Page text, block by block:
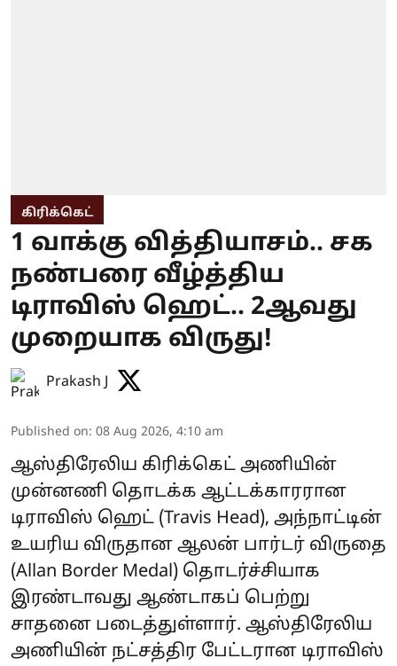
கிரிக்கெட்
1 வாக்கு வித்தியாசம்.. சக
நண்பரை வீழ்த்திய
டிராவிஸ் ஹெட்.. 2ஆவது
முறையாக விருது!
Prakash J
Published on: 08 Aug 2026, 4:10 am
ஆஸ்திரேலிய கிரிக்கெட் அணியின்
முன்னணி தொடக்க ஆட்டக்காரரான
டிராவிஸ் ஹெட் (Travis Head), அந்நாட்டின்
உயரிய விருதான ஆலன் பார்டர் விருதை
(Allan Border Medal) தொடர்ச்சியாக
இரண்டாவது ஆண்டாகப் பெற்று
சாதனை படைத்துள்ளார். ஆஸ்திரேலிய
அணியின் நட்சத்திர பேட்டரான டிராவிஸ்